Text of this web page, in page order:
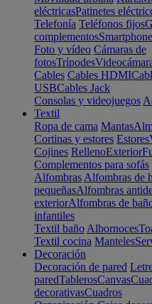
eléctricasPatinetes
Telefonía Teléfonos fijos
complementos
Foto y vídeo Cámaras de
fotosTrípodes
Cables Cables HDMI
USBCables Jack
Consolas y videojuegos
Textil
Ropa de cama Mantas
Cortinas y estores Estores
Cojines RellenoExterior
Complementos para sofás
Alfombras Alfombras de
pequeñasAlfombras
exteriorAlfombras de
infantiles
Textil baño Albornoces
Textil cocina Manteles
Decoración
Decoración de pared
paredTablerosCanvas
decorativasCuadros